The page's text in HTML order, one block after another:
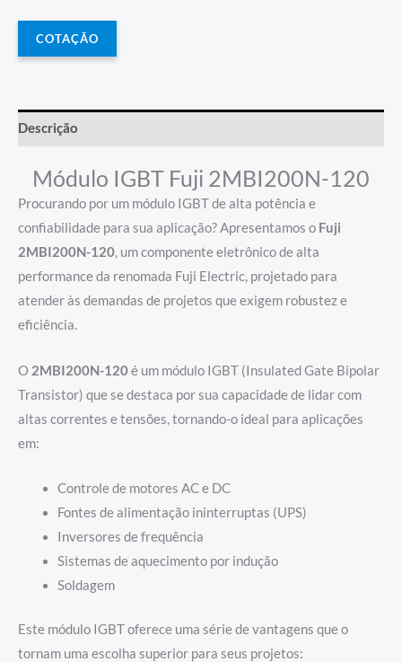
COTAÇÃO
Descrição
Módulo IGBT Fuji 2MBI200N-120
Procurando por um módulo IGBT de alta potência e
confiabilidade para sua aplicação? Apresentamos o Fuji
2MBI200N-120, um componente eletrônico de alta
performance da renomada Fuji Electric, projetado para
atender às demandas de projetos que exigem robustez e
eficiência.
O 2MBI200N-120é um módulo IGBT (Insulated Gate Bipolar
Transistor) que se destaca por sua capacidade de lidar com
altas correntes e tensões, tornando-o ideal para aplicações
em:
Controle de motores AC e DC
Fontes de alimentação ininterruptas (UPS)
Inversores de frequência
Sistemas de aquecimento por indução
Soldagem
Este módulo IGBT oferece uma série de vantagens que o
tornam uma escolha superior para seus projetos: